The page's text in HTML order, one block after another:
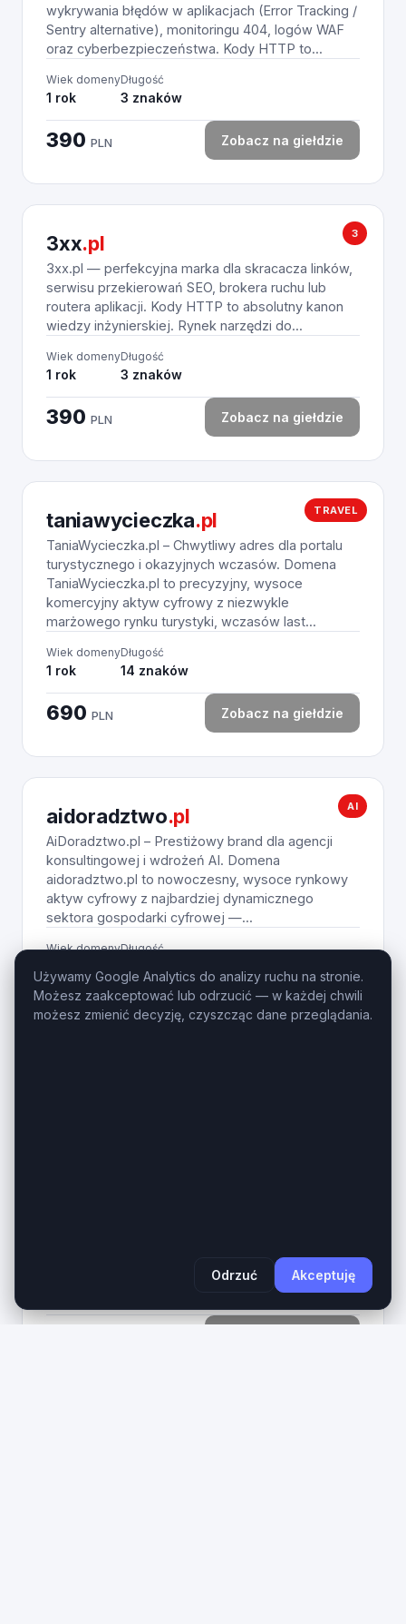
wykrywania błędów w aplikacjach (Error Tracking /
Sentry alternative), monitoringu 404, logów WAF
oraz cyberbezpieczeństwa. Kody HTTP to...
Wiek domeny
1 rok
Długość
3 znaków
390 PLN Zobacz na giełdzie
3
3xx.pl
3xx.pl — perfekcyjna marka dla skracacza linków,
serwisu przekierowań SEO, brokera ruchu lub
routera aplikacji. Kody HTTP to absolutny kanon
wiedzy inżynierskiej. Rynek narzędzi do...
Wiek domeny
1 rok
Długość
3 znaków
390 PLN Zobacz na giełdzie
TRAVEL
taniawycieczka.pl
TaniaWycieczka.pl – Chwytliwy adres dla portalu
turystycznego i okazyjnych wczasów. Domena
TaniaWycieczka.pl to precyzyjny, wysoce
komercyjny aktyw cyfrowy z niezwykle
marżowego rynku turystyki, wczasów last...
Wiek domeny
1 rok
Długość
14 znaków
690 PLN Zobacz na giełdzie
AI
aidoradztwo.pl
AiDoradztwo.pl – Prestiżowy brand dla agencji
konsultingowej i wdrożeń AI. Domena
aidoradztwo.pl to nowoczesny, wysoce rynkowy
aktyw cyfrowy z najbardziej dynamicznego
sektora gospodarki cyfrowej —...
Wiek domenyDługość
690PLN Zobacz na giełdzie
Używamy Google Analytics do analizy ruchu na stronie.
Możesz zaakceptować lub odrzucić — w każdej chwili
możesz zmienić decyzję, czyszcząc dane przeglądania.
Odrzuć Akceptuję